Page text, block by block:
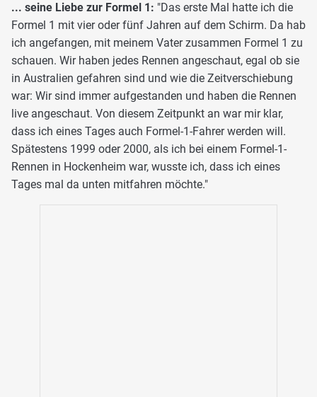
... seine Liebe zur Formel 1: "Das erste Mal hatte ich die
Formel 1 mit vier oder fünf Jahren auf dem Schirm. Da hab
ich angefangen, mit meinem Vater zusammen Formel 1 zu
schauen. Wir haben jedes Rennen angeschaut, egal ob sie
in Australien gefahren sind und wie die Zeitverschiebung
war: Wir sind immer aufgestanden und haben die Rennen
live angeschaut. Von diesem Zeitpunkt an war mir klar,
dass ich eines Tages auch Formel-1-Fahrer werden will.
Spätestens 1999 oder 2000, als ich bei einem Formel-1-
Rennen in Hockenheim war, wusste ich, dass ich eines
Tages mal da unten mitfahren möchte."